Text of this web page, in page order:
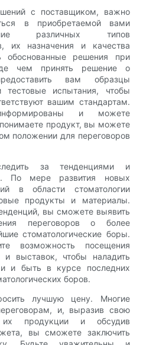
с поставщиком, важно
в приобретаемой вами
различных типов
их назначения и качества
решения при
чем принять решение о
вам образцы
тестовые испытания, чтобы
вашим стандартам.
и можете
продукт, вы можете
положении для переговоров
за тенденциями и
По мере развития новых
в области стоматологии
продукты и материалы.
вы сможете выявить
переговоров о более
стоматологические боры.
возможность посещения
и выставок, чтобы наладить
и быть в курсе последних
боров.
лучшую цену. Многие
и, выразив свою
их продукции и обсудив
вы сможете заключить